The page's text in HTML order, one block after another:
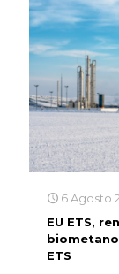
6 Agosto
EU ETS,
ETS